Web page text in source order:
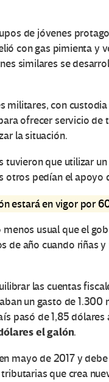
de jóvenes
con gas pimienta y
similares se
militares, con
ofrecer servicio
la situación.
tuvieron que utilizar
otros pedían el apoyo
estará en vigor por
menos usual que el
de año cuando riñas
las cuentas
un gasto de
pasó de 1,85
el galón.
mayo de 2017 y
que crea